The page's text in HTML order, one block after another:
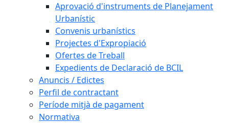
Aprovació d'instruments de Planejament
Urbanístic
Convenis urbanístics
Projectes d'Expropiació
Ofertes de Treball
Expedients de Declaració de BCIL
Anuncis / Edictes
Perfil de contractant
Període mitjà de pagament
Normativa